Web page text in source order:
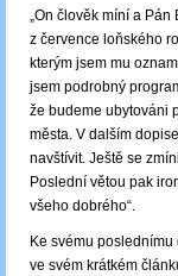
„On člověk míní a
z července loňského
kterým jsem mu
jsem podrobný
že budeme ubytováni
města. V dalším
navštívit. Ještě se
Poslední větou pak
všeho dobrého“.
Ke svému poslednímu
ve svém krátkém